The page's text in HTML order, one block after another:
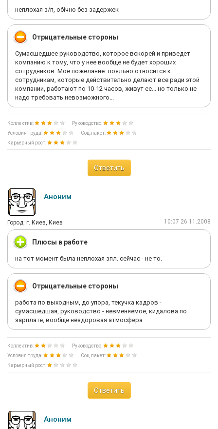
неплохая з/п, обічно без задержек
Отрицательные стороны
Сумасшедшее руководство, которое вскорей и приведет
компанию к тому, что у нее вообще не будет хороших
сотрудников. Мое пожелание: лояльно относится к
сотрудникам, которые действительно делают все ради этой
компании, работают по 10-12 часов, живут ее... но только не
надо требовать невозможного...
Коллектив:
Руководство:
Условия труда:
Соц.пакет:
Карьерный рост:
Ответить
Аноним
Город: г. Киев, Киев 10:07 26.11.2008
Плюсы в работе
на тот момент была неплохая зпл. сейчас - не то.
Отрицательные стороны
работа по выходным, до упора, текучка кадров -
сумасшедшая, руководство - невменяемое, кидалова по
зарплате, вообще нездоровая атмосфера
Коллектив:
Руководство:
Условия труда:
Соц.пакет:
Карьерный рост:
Ответить
Аноним